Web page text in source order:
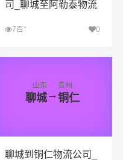
司_聊城至阿勒泰物流
7百+ 0
查看详细
山东
聊城→
贵州
铜仁
聊城到铜仁物流公司_